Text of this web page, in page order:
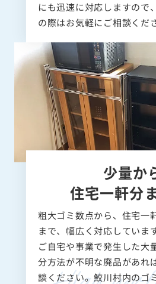
にも迅速に対応しますので
の際はお気軽にご相談くだ
少量か
住宅一軒分
粗大ゴミ数点から、住宅一
まで、幅広く対応していま
ご自宅や事業で発生した大
分方法が不明な廃品があれ
談ください。鮫川村内のゴ